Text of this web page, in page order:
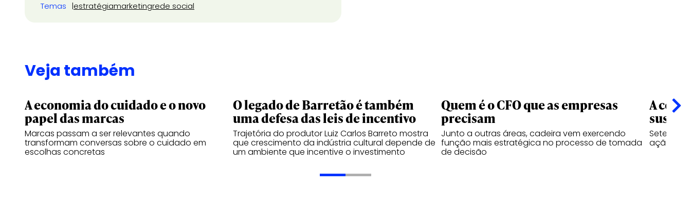
Temas estratégiamarketingrede social
Veja também
A economia do cuidado e o novo
papel das marcas
Marcas passam a ser relevantes quando
transformam conversas sobre o cuidado em
escolhas concretas
O legado de Barretão é também
uma defesa das leis de incentivo
Trajetória do produtor Luiz Carlos Barreto mostra
que crescimento da indústria cultural depende de
um ambiente que incentive o investimento
Quem é o CFO que as empresas
precisam
Junto a outras áreas, cadeira vem exercendo
função mais estratégica no processo de tomada
de decisão
A
Sete
ação